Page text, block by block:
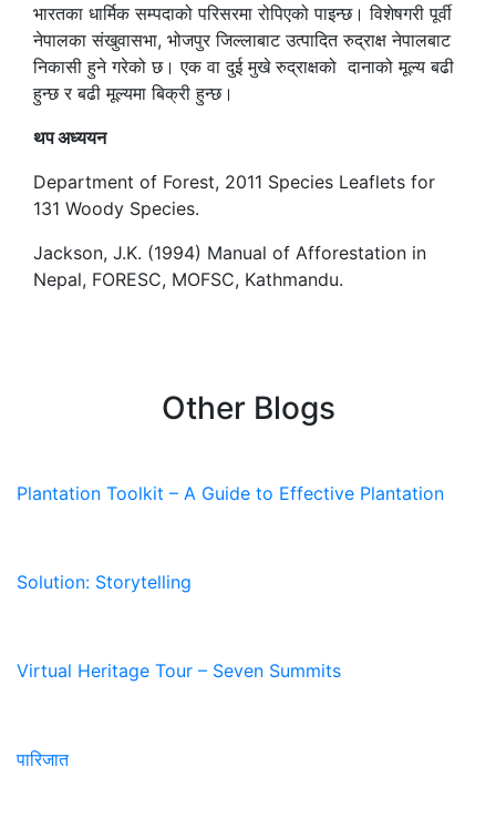
भारतका धार्मिक सम्पदाको परिसरमा रोपिएको पाइन्छ। विशेषगरी पूर्वी
नेपालका संखुवासभा, भोजपुर जिल्लाबाट उत्पादित रुद्राक्ष नेपालबाट
निकासी हुने गरेको छ। एक वा दुई मुखे रुद्राक्षको दानाको मूल्य बढी
हुन्छ र बढी मूल्यमा बिक्री हुन्छ।
थप अध्ययन
Department of Forest, 2011 Species Leaflets for
131 Woody Species.
Jackson, J.K. (1994) Manual of Afforestation in
Nepal, FORESC, MOFSC, Kathmandu.
Other Blogs
Plantation Toolkit – A Guide to Effective Plantation
Solution: Storytelling
Virtual Heritage Tour – Seven Summits
पारिजात